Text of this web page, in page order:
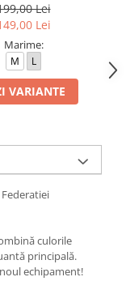
Lei
Lei
Marime:
M L
VARIANTE
culorile
principală.
echipament!